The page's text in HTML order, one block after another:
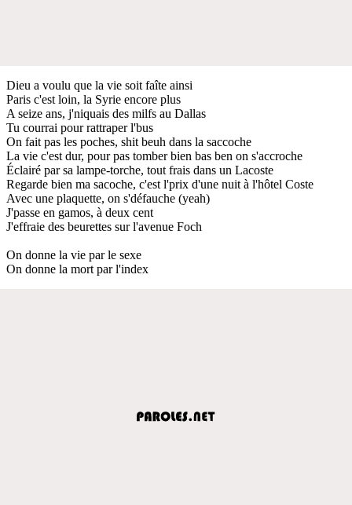
Dieu a voulu que la vie soit faîte ainsi
Paris c'est loin, la Syrie encore plus
A seize ans, j'niquais des milfs au Dallas
Tu courrai pour rattraper l'bus
On fait pas les poches, shit beuh dans la saccoche
La vie c'est dur, pour pas tomber bien bas ben on s'accroche
Éclairé par sa lampe-torche, tout frais dans un Lacoste
Regarde bien ma sacoche, c'est l'prix d'une nuit à l'hôtel Coste
Avec une plaquette, on s'défauche (yeah)
J'passe en gamos, à deux cent
J'effraie des beurettes sur l'avenue Foch
On donne la vie par le sexe
On donne la mort par l'index